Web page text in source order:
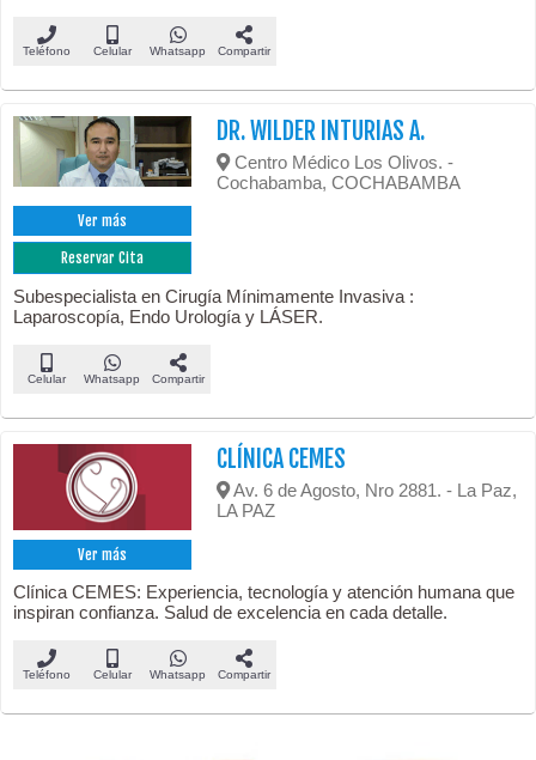
Teléfono Celular Whatsapp Compartir
Ver más
Reservar Cita
DR. WILDER INTURIAS A.
Centro Médico Los Olivos. -
Cochabamba, COCHABAMBA
Subespecialista en Cirugía Mínimamente Invasiva :
Laparoscopía, Endo Urología y LÁSER.
Celular Whatsapp Compartir
Ver más
CLÍNICA CEMES
Av. 6 de Agosto, Nro 2881. - La Paz,
LA PAZ
Clínica CEMES: Experiencia, tecnología y atención humana que
inspiran confianza. Salud de excelencia en cada detalle.
Teléfono Celular Whatsapp Compartir